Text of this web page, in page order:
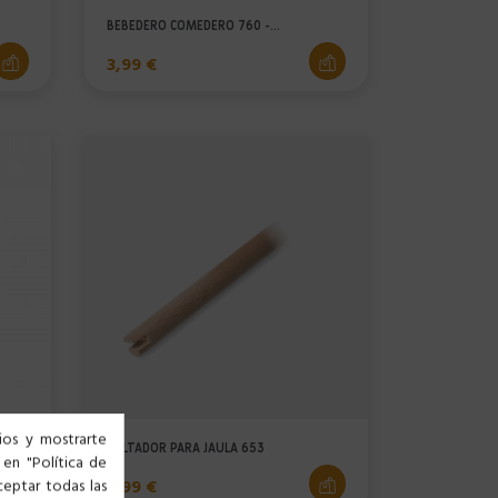
BEBEDERO COMEDERO 760 -...
Precio
3,99 €
SALTADOR PARA JAULA 653
Precio
3,99 €
y mostrarte
"Política de
todas las